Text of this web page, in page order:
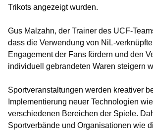
Trikots angezeigt wurden.
Gus Malzahn, der Trainer des UCF-
dass die Verwendung von NiL-
Engagement der Fans fördern und den
individuell gebrandeten Waren steigern
Sportveranstaltungen werden kreativer
Implementierung neuer Technologien
verschiedenen Bereichen der Spiele.
Sportverbände und Organisationen wie